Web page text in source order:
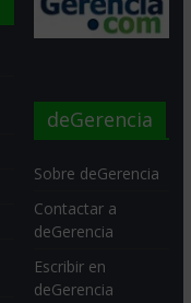
deGerencia
Sobre deGerencia
Contactar a
deGerencia
Escribir en
deGerencia